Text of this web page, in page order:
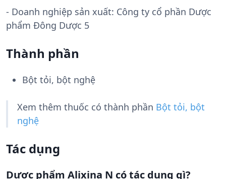
- Doanh nghiệp sản xuất: Công ty cổ phần Dược
phẩm Đông Dược 5
Thành phần
Bột tỏi, bột nghệ
Xem thêm thuốc có thành phần Bột tỏi, bột
nghệ
Tác dụng
Dược phẩm Alixina N có tác dụng gì?